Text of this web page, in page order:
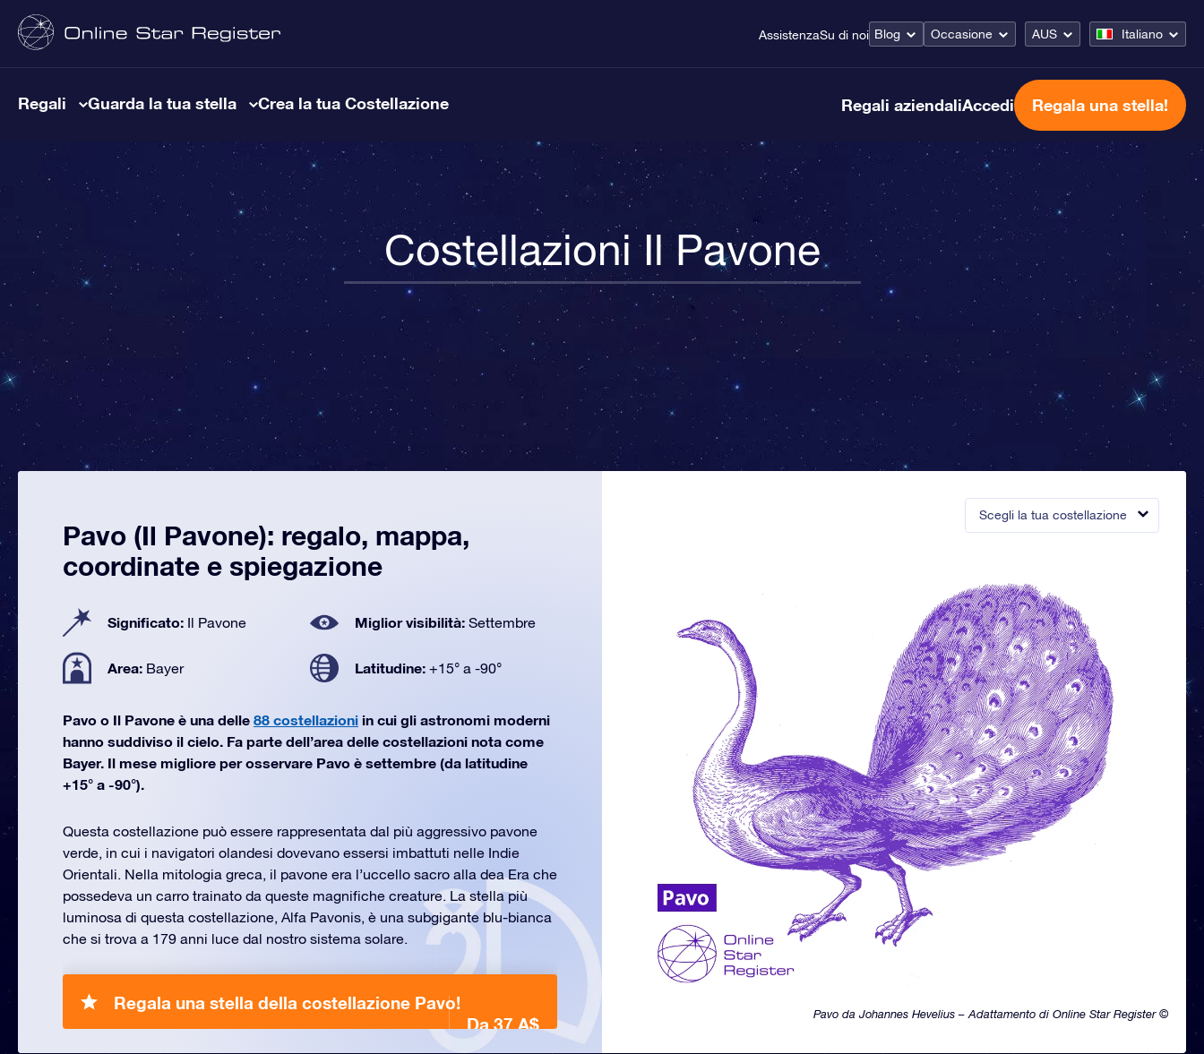
AssistenzaSu di noi Blog Occasione AUS Italiano
Regali Guarda la tua stella Crea la tua Costellazione Regali aziendaliAccedi Regala una stella!
Costellazioni Il Pavone
Scegli la tua costellazione
Pavo da Johannes Hevelius – Adattamento di Online Star Register ©
Pavo (Il Pavone): regalo, mappa,
coordinate e spiegazione
Significato: Il Pavone Miglior visibilità: Settembre
Area: Bayer Latitudine: +15° a -90°
Pavo o Il Pavone è una delle 88 costellazioni in cui gli astronomi moderni
hanno suddiviso il cielo. Fa parte dell’area delle costellazioni nota come
Bayer. Il mese migliore per osservare Pavo è settembre (da latitudine
+15° a -90°).
Questa costellazione può essere rappresentata dal più aggressivo pavone
verde, in cui i navigatori olandesi dovevano essersi imbattuti nelle Indie
Orientali. Nella mitologia greca, il pavone era l’uccello sacro alla dea Era che
possedeva un carro trainato da queste magnifiche creature. La stella più
luminosa di questa costellazione, Alfa Pavonis, è una subgigante blu-bianca
che si trova a 179 anni luce dal nostro sistema solare.
Regala una stella della costellazione Pavo!
Da 37 A$